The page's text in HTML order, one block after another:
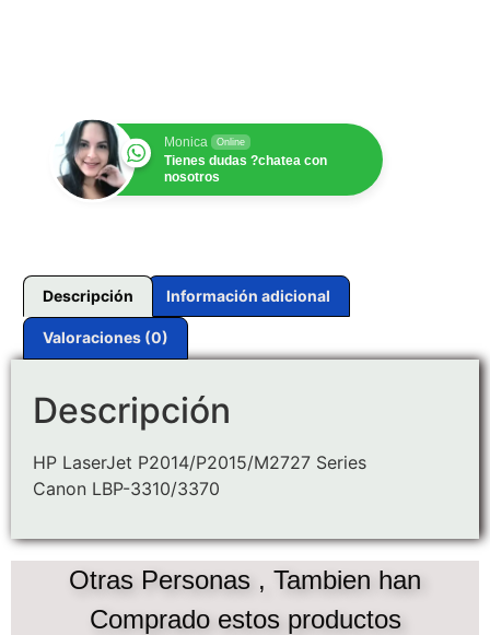
Monica Online
Tienes dudas ?chatea con
nosotros
Descripción Información adicional
Valoraciones (0)
Descripción
HP LaserJet P2014/P2015/M2727 Series
Canon LBP-3310/3370
Otras Personas , Tambien han
Comprado estos productos